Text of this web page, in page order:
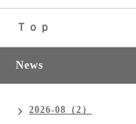
Ｔｏｐ
News
2026-08（2）